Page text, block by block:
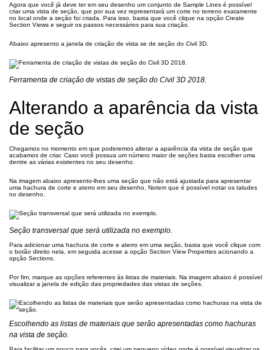
Agora que você já deve ter em seu desenho um conjunto de Sample Lines é possível
criar uma vista de seção, que por sua vez representará um corte no terreno exatamente
no local onde a seção foi criada. Para isso, basta que você clique na opção Create
Section Views e seguir os passos necessários para sua criação.
Abaixo apresento a janela de criação de vista se de seção do Civil 3D.
Ferramenta de criação de vistas de seção do Civil 3D 2018.
Alterando a aparência da vista
de seção
Chegamos no momento em que poderemos alterar a aparência da vista de seção que
acabamos de criar. Caso você possua um número maior de seções basta escolher uma
dentre as várias existentes no seu desenho.
Na imagem abaixo apresento-lhes uma seção que não está ajustada para apresentar
uma hachura de corte e aterro em seu desenho. Notem que é possível notar os taludes
no desenho.
Seção transversal que será utilizada no exemplo.
Para adicionar uma hachura de corte e aterro em uma seção, basta que você clique com
o botão direito nela, em seguida acesse a opção Section View Properties acionando a
opção Sections.
Por fim, marque as opções referentes ás listas de materiais. Na imagem abaixo é possível
visualizar a janela de edição das propriedades das vistas de seções.
Escolhendo as listas de materiais que serão apresentadas como hachuras
na vista de seção.